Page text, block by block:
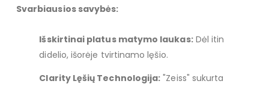
Svarbiausios savybės:
Išskirtinai platus matymo laukas:Dėl itin
didelio, išorėje tvirtinamo lęšio.
Clarity Lęšių Technologija: "Zeiss" sukurta